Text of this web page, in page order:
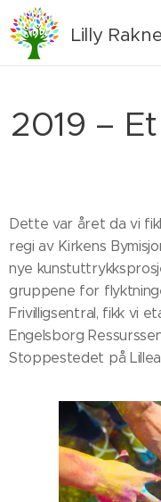
Lilly
2019 –
Dette var året da vi
regi av Kirkens
nye
gruppene for
Frivilligsentral, fikk vi
Engelsborg
Stoppestedet på